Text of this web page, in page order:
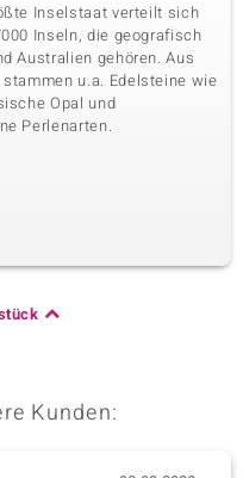
Inselstaat verteilt sich
Inseln, die geografisch
Australien gehören. Aus
u.a. Edelsteine wie
Opal und
Perlenarten.
Kunden: